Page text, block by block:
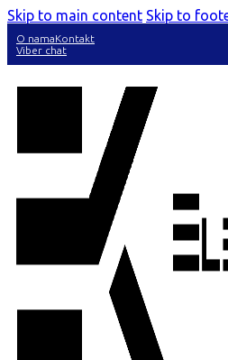
Skip to main content Skip to
O namaKontakt
Viber chat